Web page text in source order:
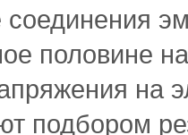
соединения
половине
на
подбором